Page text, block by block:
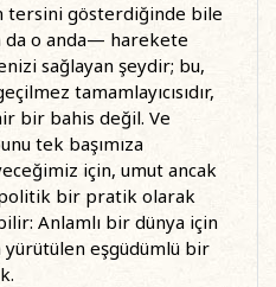
tersini gösterdiğinde bile
o anda— harekete
sağlayan şeydir; bu,
tamamlayıcısıdır,
bir bahis değil. Ve
tek başımıza
için, umut ancak
bir pratik olarak
Anlamlı bir dünya için
yürütülen eşgüdümlü bir